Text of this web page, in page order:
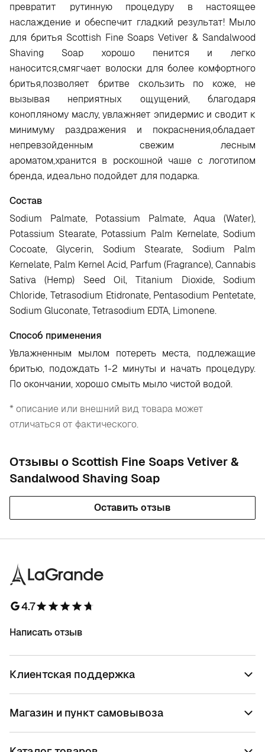
превратит рутинную процедуру в настоящее
наслаждение и обеспечит гладкий результат! Мыло
для бритья Scottish Fine Soaps Vetiver & Sandalwood
Shaving Soap хорошо пенится и легко
наносится,смягчает волоски для более комфортного
бритья,позволяет бритве скользить по коже, не
вызывая неприятных ощущений, благодаря
конопляному маслу, увлажняет эпидермис и сводит к
минимуму раздражения и покраснения,обладает
непревзойденным свежим лесным
ароматом,хранится в роскошной чаше с логотипом
бренда, идеально подойдет для подарка.
Состав
Sodium Palmate, Potassium Palmate, Aqua (Water),
Potassium Stearate, Potassium Palm Kernelate, Sodium
Cocoate, Glycerin, Sodium Stearate, Sodium Palm
Kernelate, Palm Kernel Acid, Parfum (Fragrance), Cannabis
Sativa (Hemp) Seed Oil, Titanium Dioxide, Sodium
Chloride, Tetrasodium Etidronate, Pentasodium Pentetate,
Sodium Gluconate, Tetrasodium EDTA, Limonene.
Способ применения
Увлажненным мылом потереть места, подлежащие
бритью, подождать 1-2 минуты и начать процедуру.
По окончании, хорошо смыть мыло чистой водой.
* описание или внешний вид товара может
отличаться от фактического.
Отзывы о Scottish Fine Soaps Vetiver &
Sandalwood Shaving Soap
Оставить отзыв
4.7
Написать отзыв
Клиентская поддержка
Магазин и пункт самовывоза